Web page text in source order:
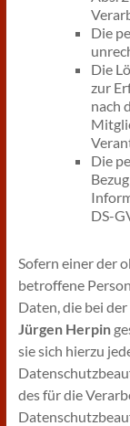
Die
Die
zur
nach
Die
DS-
Sofern einer der
betroffene
Daten, die bei der
Jürgen Herpin
sie sich hierzu
des für die